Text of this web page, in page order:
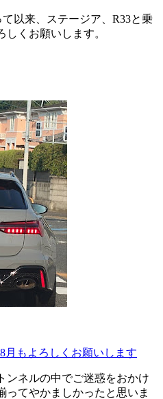
以来、ステージア、R33と乗
しくお願いします。
月もよろしくお願いします
ンネルの中でご迷惑をおかけ
ってやかましかったと思いま